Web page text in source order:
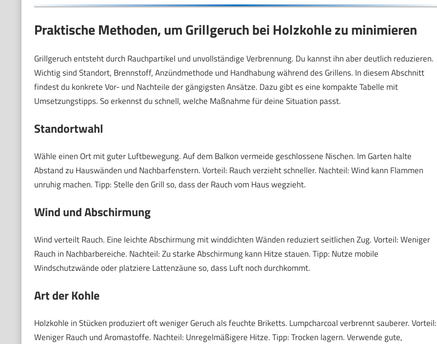
Praktische Methoden, um Grillgeruch bei Holzkohle zu minimieren
Grillgeruch entsteht durch Rauchpartikel und unvollständige Verbrennung. Du kannst ihn aber deutlich reduzieren.
Wichtig sind Standort, Brennstoff, Anzündmethode und Handhabung während des Grillens. In diesem Abschnitt
findest du konkrete Vor- und Nachteile der gängigsten Ansätze. Dazu gibt es eine kompakte Tabelle mit
Umsetzungstipps. So erkennst du schnell, welche Maßnahme für deine Situation passt.
Standortwahl
Wähle einen Ort mit guter Luftbewegung. Auf dem Balkon vermeide geschlossene Nischen. Im Garten halte
Abstand zu Hauswänden und Nachbarfenstern. Vorteil: Rauch verzieht schneller. Nachteil: Wind kann Flammen
unruhig machen. Tipp: Stelle den Grill so, dass der Rauch vom Haus wegzieht.
Wind und Abschirmung
Wind verteilt Rauch. Eine leichte Abschirmung mit winddichten Wänden reduziert seitlichen Zug. Vorteil: Weniger
Rauch in Nachbarbereiche. Nachteil: Zu starke Abschirmung kann Hitze stauen. Tipp: Nutze mobile
Windschutzwände oder platziere Lattenzäune so, dass Luft noch durchkommt.
Art der Kohle
Holzkohle in Stücken produziert oft weniger Geruch als feuchte Briketts. Lumpcharcoal verbrennt sauberer. Vorteil:
Weniger Rauch und Aromastoffe. Nachteil: Unregelmäßigere Hitze. Tipp: Trocken lagern. Verwende gute,